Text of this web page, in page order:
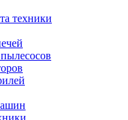
техники